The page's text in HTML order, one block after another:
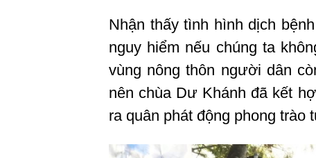
Nhận thấy tình hình dịch
nguy hiểm nếu chúng ta
vùng nông thôn người dân
nên chùa Dư Khánh đã kết
ra quân phát động phong trào